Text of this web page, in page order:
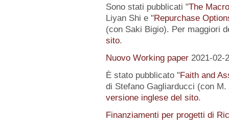
Sono stati pubblicati "The
Liyan Shi e "Repurchase
(con Saki Bigio). Per maggiori
sito.
Nuovo Working paper 2021-02-
È stato pubblicato "Faith and
di Stefano Gagliarducci (con
versione inglese del sito.
Finanziamenti per progetti di